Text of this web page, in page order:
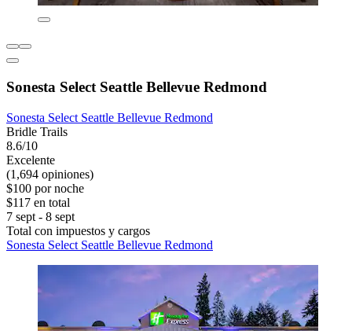
Sonesta Select Seattle Bellevue Redmond
Sonesta Select Seattle Bellevue Redmond
Bridle Trails
8.6/10
Excelente
(1,694 opiniones)
$100 por noche
$117 en total
7 sept - 8 sept
Total con impuestos y cargos
Sonesta Select Seattle Bellevue Redmond